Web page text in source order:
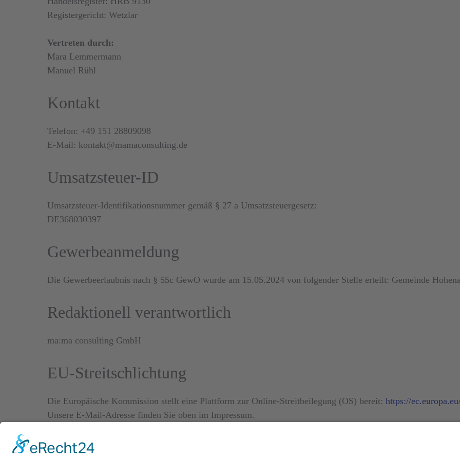
Registergericht: Wetzlar
Vertreten durch:
Mara Lemmermann
Manuel Rühl
Kontakt
Telefon: +49 151 28809098
E-Mail: kontakt@mamaconsulting.de
Umsatzsteuer-ID
Umsatzsteuer-Identifikationsnummer gemäß § 27 a Umsatzsteuergesetz:
DE368030397
Gewerbeanmeldung
Die Gewerbeerlaubnis nach § 55c GewO wurde am 15.05.2024 von folgender Stelle erteilt: Gemeinde
Redaktionell verantwortlich
ma:ma consulting GmbH
EU-Streitschlichtung
Die Europäische Kommission stellt eine Plattform zur Online-Streitbeilegung (OS) bereit: https://
Unsere E-Mail-Adresse finden Sie oben im Impressum.
Verbraucher­streit­beilegung/Universal­schlichtungs­stelle